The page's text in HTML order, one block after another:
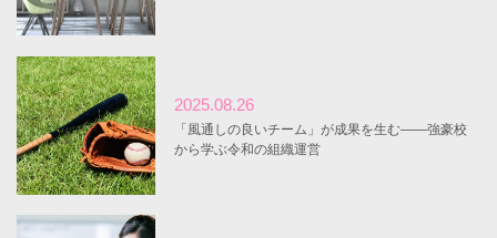
2025.08.26
「風通しの良いチーム」が成果を生む――強豪校
から学ぶ令和の組織運営